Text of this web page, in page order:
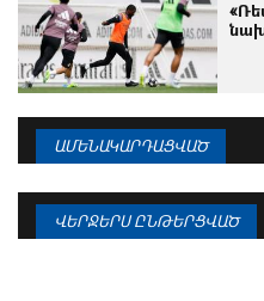
ԱՄԵՆԱԿԱՐԴԱՑՎԱԾ
ՎԵՐՋԵՐՍ ԸՆԹԵՐՑՎԱԾ